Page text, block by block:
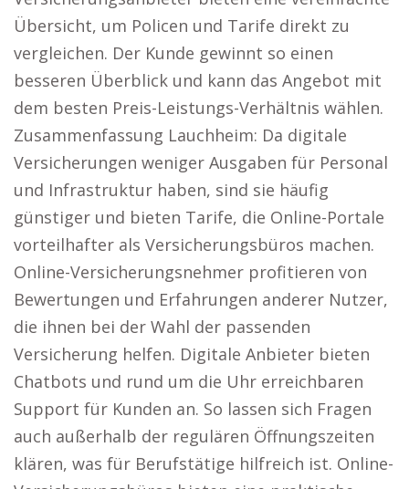
Übersicht, um Policen und Tarife direkt zu
vergleichen. Der Kunde gewinnt so einen
besseren Überblick und kann das Angebot mit
dem besten Preis-Leistungs-Verhältnis wählen.
Zusammenfassung Lauchheim: Da digitale
Versicherungen weniger Ausgaben für Personal
und Infrastruktur haben, sind sie häufig
günstiger und bieten Tarife, die Online-Portale
vorteilhafter als Versicherungsbüros machen.
Online-Versicherungsnehmer profitieren von
Bewertungen und Erfahrungen anderer Nutzer,
die ihnen bei der Wahl der passenden
Versicherung helfen. Digitale Anbieter bieten
Chatbots und rund um die Uhr erreichbaren
Support für Kunden an. So lassen sich Fragen
auch außerhalb der regulären Öffnungszeiten
klären, was für Berufstätige hilfreich ist. Online-